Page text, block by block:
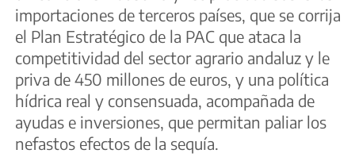
importaciones de terceros países, que se corrija
el Plan Estratégico de la PAC que ataca la
competitividad del sector agrario andaluz y le
priva de 450 millones de euros, y una política
hídrica real y consensuada, acompañada de
ayudas e inversiones, que permitan paliar los
nefastos efectos de la sequía.